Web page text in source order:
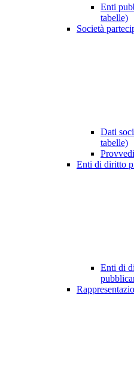
Enti
tabelle)
Società
Dati
tabelle)
Enti di diritto
Enti di